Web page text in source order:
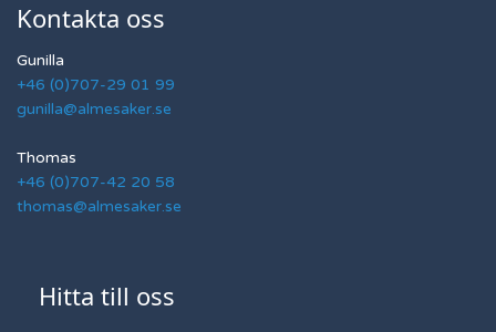
Kontakta oss
Gunilla
+46 (0)707-29 01 99
gunilla@almesaker.se
Thomas
+46 (0)707-42 20 58
thomas@almesaker.se
Hitta till oss